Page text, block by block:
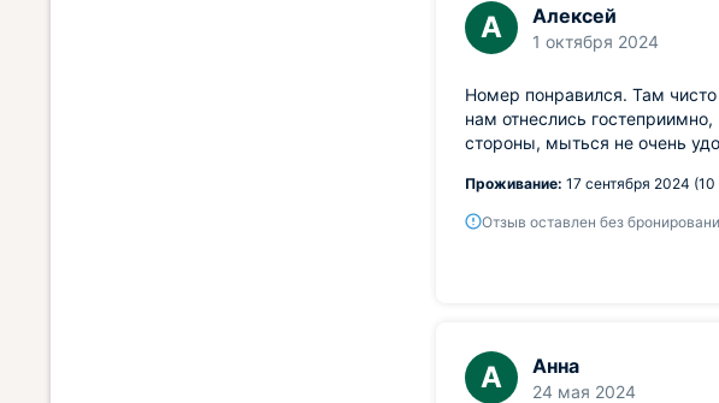
А Алексей
1 октября 2024
Номер понравился. Там
нам отнеслись
стороны, мыться не очень
Проживание: 17 сентября 2024 (10
Отзыв оставлен без
А Анна
24 мая 2024